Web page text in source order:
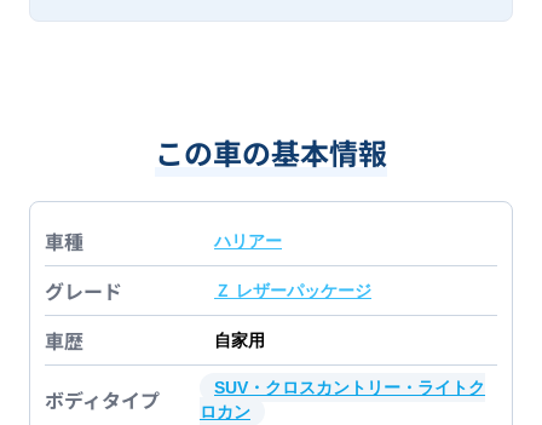
この車の基本情報
車種 ハリアー
グレード Ｚ レザーパッケージ
車歴 自家用
ボディタイプ
SUV・クロスカントリー・ライトク
ロカン